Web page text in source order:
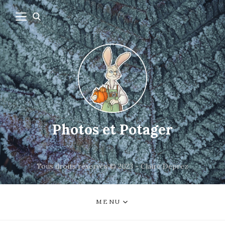
Photos et Potager
Tous droits réservés © 2023 - Claire Deprez
MENU